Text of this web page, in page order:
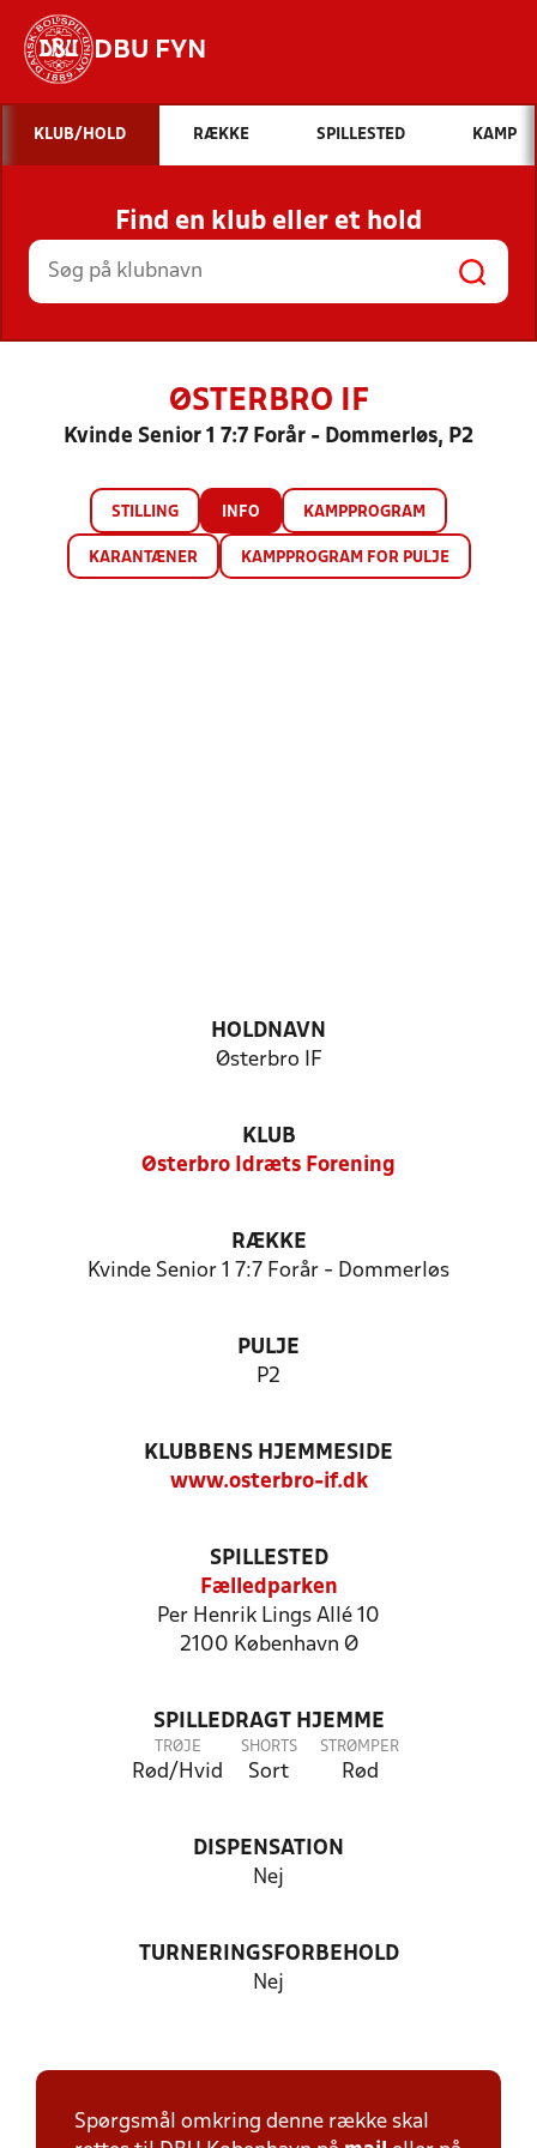
DBU FYN
Hvad vil du søge efter?
INDHOLD OG NYHEDER
STILLINGER, RESULTATER, KLUBBER OG
HOLD
KLUB/HOLD RÆKKE SPILLESTED KAMP
Find en klub eller et hold
ØSTERBRO IF
Kvinde Senior 1 7:7 Forår - Dommerløs, P2
STILLING INFO KAMPPROGRAM
KARANTÆNER KAMPPROGRAM FOR PULJE
HOLDNAVN
Østerbro IF
KLUB
Østerbro Idræts Forening
RÆKKE
Kvinde Senior 1 7:7 Forår - Dommerløs
PULJE
P2
KLUBBENS HJEMMESIDE
www.osterbro-if.dk
SPILLESTED
Fælledparken
Per Henrik Lings Allé 10
2100 København Ø
SPILLEDRAGT HJEMME
TRØJE
Rød/Hvid
SHORTS
Sort
STRØMPER
Rød
DISPENSATION
Nej
TURNERINGSFORBEHOLD
Nej
Spørgsmål omkring denne række skal